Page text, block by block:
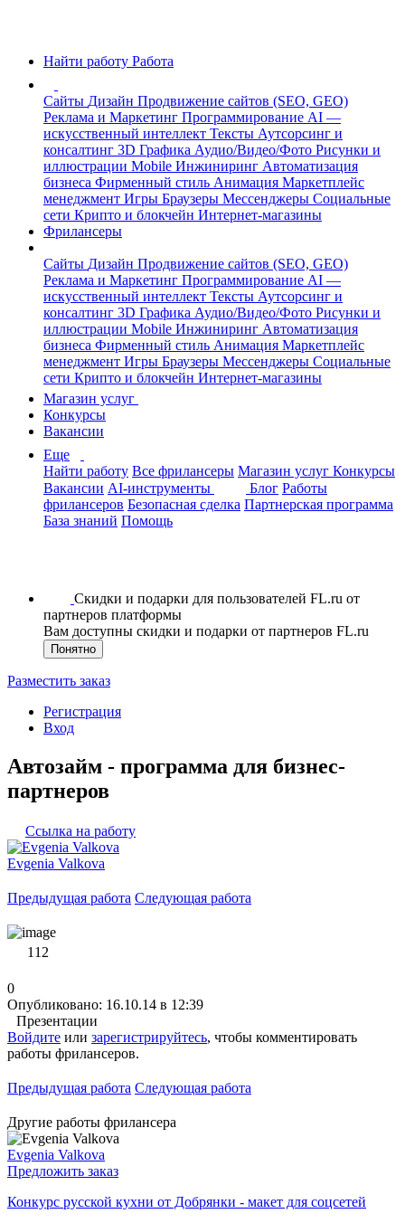
Найти работу Работа
Сайты Дизайн Продвижение сайтов (SEO, GEO)
Реклама и Маркетинг Программирование AI —
искусственный интеллект Тексты Аутсорсинг и
консалтинг 3D Графика Аудио/Видео/Фото Рисунки и
иллюстрации Mobile Инжиниринг Автоматизация
бизнеса Фирменный стиль Анимация Маркетплейс
менеджмент Игры Браузеры Мессенджеры Социальные
сети Крипто и блокчейн Интернет-магазины
Фрилансеры
Сайты Дизайн Продвижение сайтов (SEO, GEO)
Реклама и Маркетинг Программирование AI —
искусственный интеллект Тексты Аутсорсинг и
консалтинг 3D Графика Аудио/Видео/Фото Рисунки и
иллюстрации Mobile Инжиниринг Автоматизация
бизнеса Фирменный стиль Анимация Маркетплейс
менеджмент Игры Браузеры Мессенджеры Социальные
сети Крипто и блокчейн Интернет-магазины
Магазин услуг
Конкурсы
Вакансии
Еще
Найти работу Все фрилансеры Магазин услуг Конкурсы
Вакансии AI-инструменты Блог Работы
фрилансеров Безопасная сделка Партнерская программа
База знаний Помощь
Скидки и подарки для пользователей FL.ru от
партнеров платформы
Вам доступны скидки и подарки от партнеров FL.ru
Понятно
Разместить заказ
Регистрация
Вход
Автозайм - программа для бизнес-
партнеров
Ссылка на работу
Evgenia Valkova
Предыдущая работа Следующая работа
112
0
Опубликовано: 16.10.14 в 12:39
Презентации
Войдите или зарегистрируйтесь, чтобы комментировать
работы фрилансеров.
Предыдущая работа Следующая работа
Другие работы фрилансера
Evgenia Valkova
Предложить заказ
Конкурс русской кухни от Добрянки - макет для соцсетей